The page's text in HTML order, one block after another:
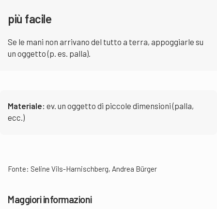
più facile
Se le mani non arrivano del tutto a terra, appoggiarle su
un oggetto (p. es. palla).
Materiale: ev. un oggetto di piccole dimensioni (palla,
ecc.)
Fonte: Seline Vils-Harnischberg, Andrea Bürger
Maggiori informazioni